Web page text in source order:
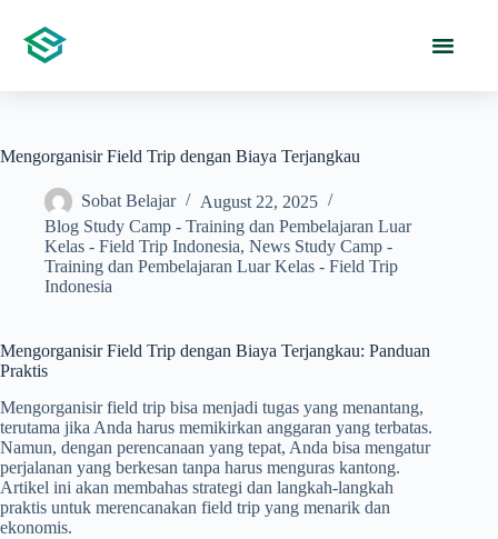
Mengorganisir Field Trip dengan Biaya Terjangkau
Sobat Belajar
August 22, 2025
Blog Study Camp - Training dan Pembelajaran Luar
Kelas - Field Trip Indonesia, News Study Camp -
Training dan Pembelajaran Luar Kelas - Field Trip
Indonesia
Mengorganisir Field Trip dengan Biaya Terjangkau: Panduan
Praktis
Mengorganisir field trip bisa menjadi tugas yang menantang,
terutama jika Anda harus memikirkan anggaran yang terbatas.
Namun, dengan perencanaan yang tepat, Anda bisa mengatur
perjalanan yang berkesan tanpa harus menguras kantong.
Artikel ini akan membahas strategi dan langkah-langkah
praktis untuk merencanakan field trip yang menarik dan
ekonomis.